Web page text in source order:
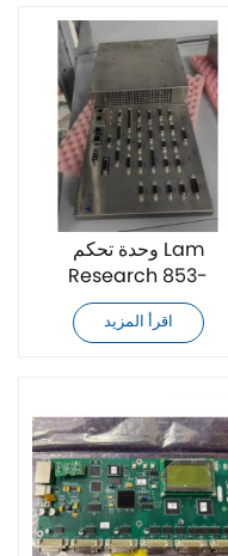
وحدة تحكم Lam
Research 853-
328748R004 جديدة تمامًا
اقرأ المزيد